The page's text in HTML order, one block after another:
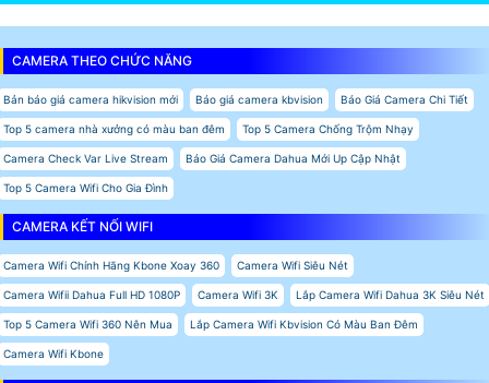
CAMERA THEO CHỨC NĂNG
Bản báo giá camera hikvision mới Báo giá camera kbvision Báo Giá Camera Chi Tiết
Top 5 camera nhà xưởng có màu ban đêm Top 5 Camera Chống Trộm Nhạy
Camera Check Var Live Stream Báo Giá Camera Dahua Mới Up Cập Nhật
Top 5 Camera Wifi Cho Gia Đình
CAMERA KẾT NỐI WIFI
Camera Wifi Chính Hãng Kbone Xoay 360 Camera Wifi Siêu Nét
Camera Wifii Dahua Full HD 1080P Camera Wifi 3K Lắp Camera Wifi Dahua 3K Siêu Nét
Top 5 Camera Wifi 360 Nên Mua Lắp Camera Wifi Kbvision Có Màu Ban Đêm
Camera Wifi Kbone